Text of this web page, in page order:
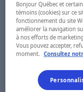
Bonjour Québec et
témoins (cookies) sur ce
fonctionnement du site
améliorer la navigation
à nos efforts de
Vous pouvez accepter,
moment. Consultez